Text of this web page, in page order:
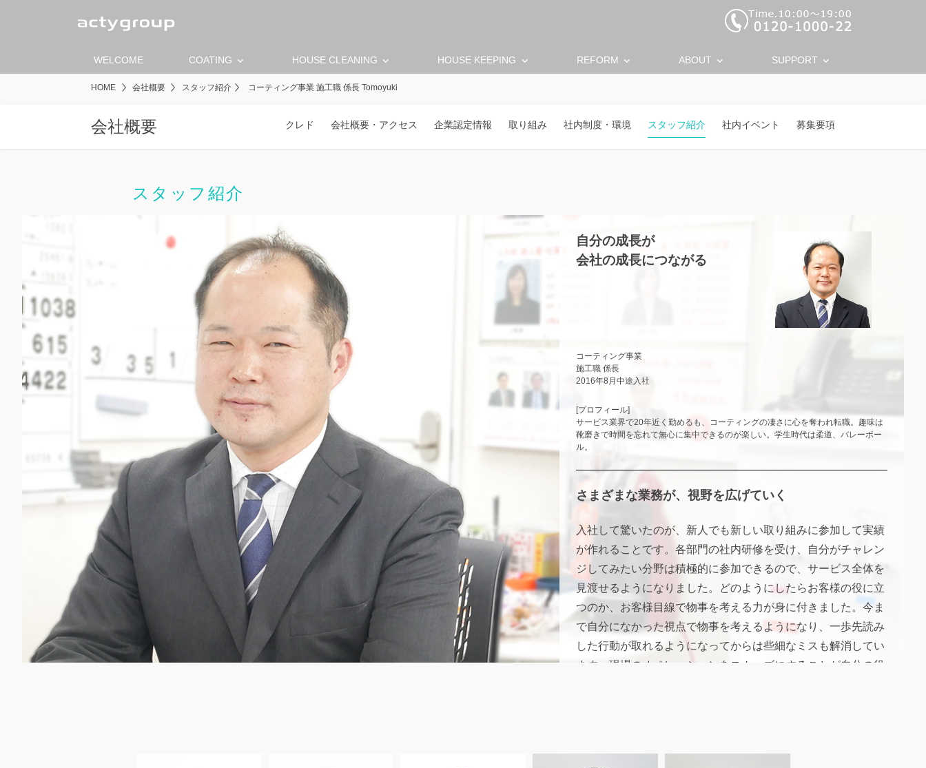
WELCOME COATING keyboard_arrow_down HOUSE CLEANING keyboard_arrow_down HOUSE KEEPING keyboard_arrow_down REFORM keyboard_arrow_down ABOUT keyboard_arrow_down SUPPORT keyboard_arrow_down
HOME 会社概要 スタッフ紹介 コーティング事業 施工職 係長 Tomoyuki
会社概要 クレド 会社概要・アクセス 企業認定情報 取り組み 社内制度・環境 スタッフ紹介 社内イベント 募集要項
スタッフ紹介
自分の成長が
会社の成長につながる
コーティング事業
施工職 係長
2016年8月中途入社
[プロフィール]
サービス業界で20年近く勤めるも、コーティングの凄さに心を奪われ転職。趣味は
靴磨きで時間を忘れて無心に集中できるのが楽しい。学生時代は柔道、バレーボー
ル。
さまざまな業務が、視野を広げていく
入社して驚いたのが、新人でも新しい取り組みに参加して実績
が作れることです。各部門の社内研修を受け、自分がチャレン
ジしてみたい分野は積極的に参加できるので、サービス全体を
見渡せるようになりました。どのようにしたらお客様の役に立
つのか、お客様目線で物事を考える力が身に付きました。今ま
で自分になかった視点で物事を考えるようになり、一歩先読み
した行動が取れるようになってからは些細なミスも解消してい
ます。現場のオペレーションをスムーズにすることが自分の役
チャレンジする楽しさ